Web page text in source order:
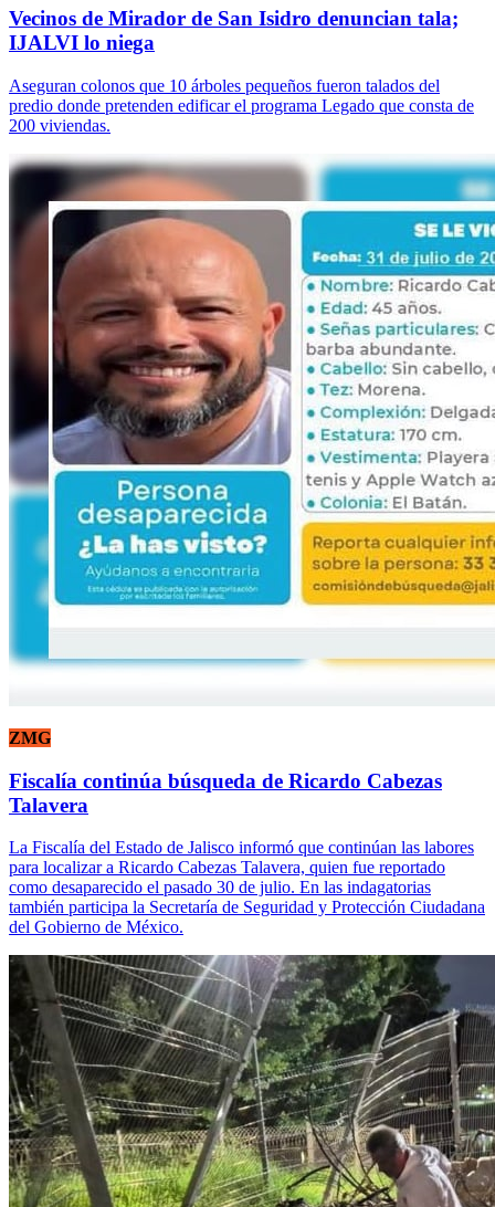
Vecinos de Mirador de San Isidro denuncian tala;
IJALVI lo niega
Aseguran colonos que 10 árboles pequeños fueron talados del
predio donde pretenden edificar el programa Legado que consta de
200 viviendas.
ZMG
Fiscalía continúa búsqueda de Ricardo Cabezas
Talavera
La Fiscalía del Estado de Jalisco informó que continúan las labores
para localizar a Ricardo Cabezas Talavera, quien fue reportado
como desaparecido el pasado 30 de julio. En las indagatorias
también participa la Secretaría de Seguridad y Protección Ciudadana
del Gobierno de México.